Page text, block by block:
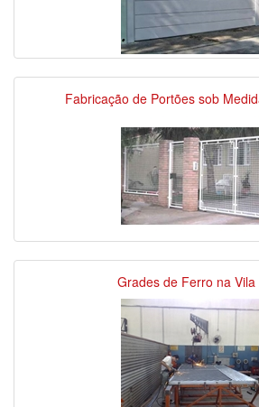
Fabricação de Portões sob
Grades de Ferro na Vila